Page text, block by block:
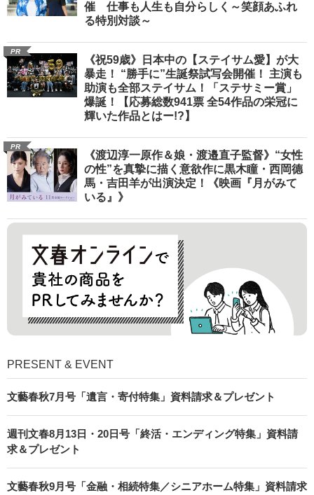
催 仕事も人生も自分らしく～笑顔あふれ
る特別対談～
PR
《祝59歳》日本中の【ステイサム愛】が大
暴走！ “勝手に”生誕祭試写会開催！ 主演も
助演も全部ステイサム！「ステサミー賞」
爆誕！【応募総数941票 全54作品の栄冠に
輝いた作品とはー!?】
PR
《渡辺淳一原作＆娘・渡邉直子監督》“女性
の性”を真摯に描く意欲作に黒木瞳・西岡德
馬・吉田羊が出演決定！《映画『月がみて
いる』》
PRESENT & EVENT
文藝春秋7月号「遺言・寄付特集」資料請求＆プレゼント
週刊文春8月13日・20日号「終活・エンディング特集」資料請
求＆プレゼント
文藝春秋9月号「金融・相続特集／シニアホーム特集」資料請求